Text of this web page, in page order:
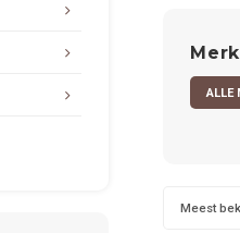
ALLE
Meest